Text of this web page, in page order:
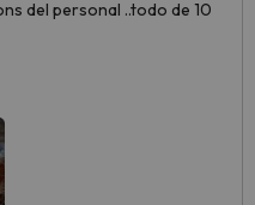
del personal ..todo de 10